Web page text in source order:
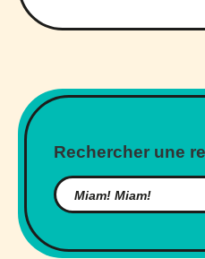
Rechercher une